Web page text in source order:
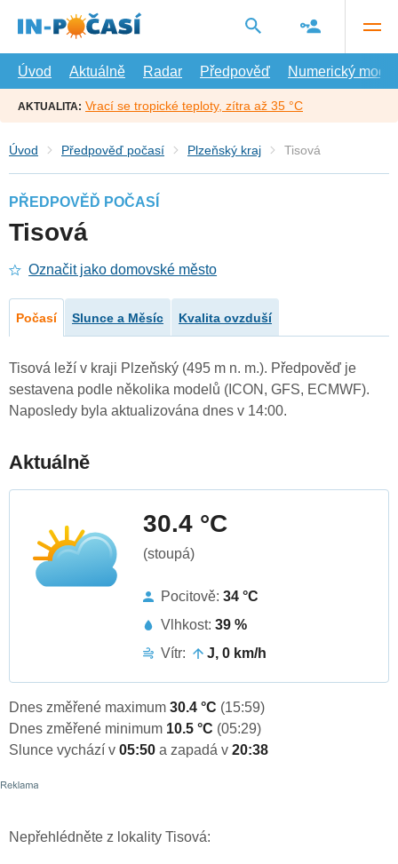
hlavní
Úvod
Aktuálně Radar Předpověď Numerický model
AKTUALITA: Vrací se tropické teploty, zítra až 35 °C
Úvod Předpověď počasí Plzeňský kraj Tisová
PŘEDPOVĚĎ POČASÍ
Tisová
Označit jako domovské město
Počasí Slunce a Měsíc Kvalita ovzduší
Tisová leží v kraji Plzeňský (495 m n. m.). Předpověď je
sestavena podle několika modelů (ICON, GFS, ECMWF).
Naposledy byla aktualizována dnes v 14:00.
Aktuálně
30.4 °C
(stoupá)
Pocitově: 34 °C
Vlhkost: 39 %
Vítr:
J, 0 km/h
Dnes změřené maximum 30.4 °C (15:59)
Dnes změřené minimum 10.5 °C (05:29)
Slunce vychází v 05:50 a zapadá v 20:38
Nepřehlédněte z lokality Tisová: